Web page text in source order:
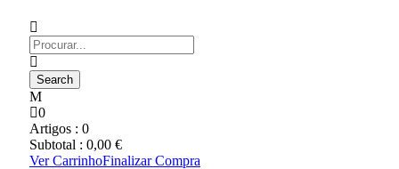
0
Artigos : 0
Subtotal : 0,00 €
Ver CarrinhoFinalizar Compra